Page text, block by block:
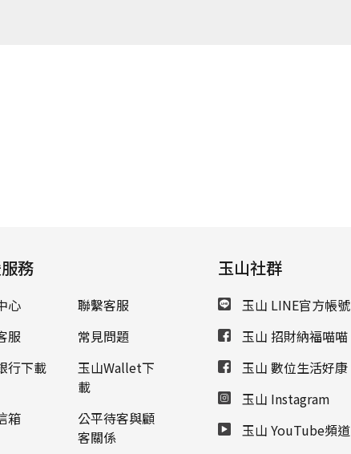
務
心
聯繫客服
服
常見問題
行下載
玉山Wallet下
載
箱
公平待客與顧
客關係
玉山社群
玉山 LINE官方帳號
玉山 招財納福喵喵
玉山 數位生活好康
玉山 Instagram
玉山 YouTube頻道